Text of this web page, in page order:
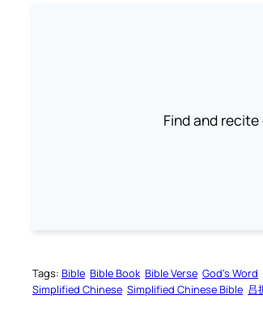
Find and
Tags: Bible Bible Book Bible Verse God’s Word
Simplified Chinese Simplified Chinese Bible 吕